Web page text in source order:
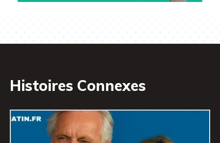
Histoires Connexes